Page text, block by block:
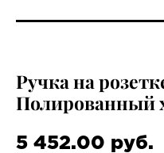
Ручка на
Полированный
5 452.00 руб.